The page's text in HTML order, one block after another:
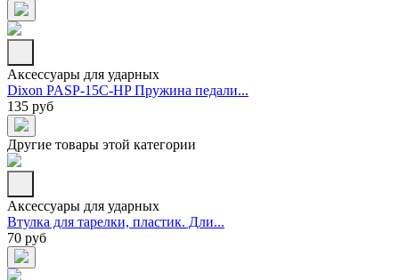
Аксессуары для ударных
Dixon PASP-15C-HP Пружина педали...
135 руб
Другие товары этой категории
Аксессуары для ударных
Втулка для тарелки, пластик. Дли...
70 руб